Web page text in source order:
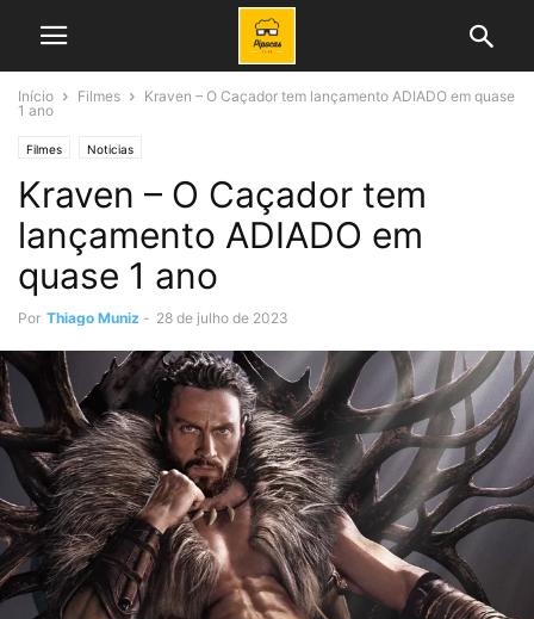
Início Filmes
Kraven – O Caçador tem lançamento ADIADO em quase
1 ano
Filmes Noticias
Kraven – O Caçador tem
lançamento ADIADO em
quase 1 ano
Por Thiago Muniz - 28 de julho de 2023